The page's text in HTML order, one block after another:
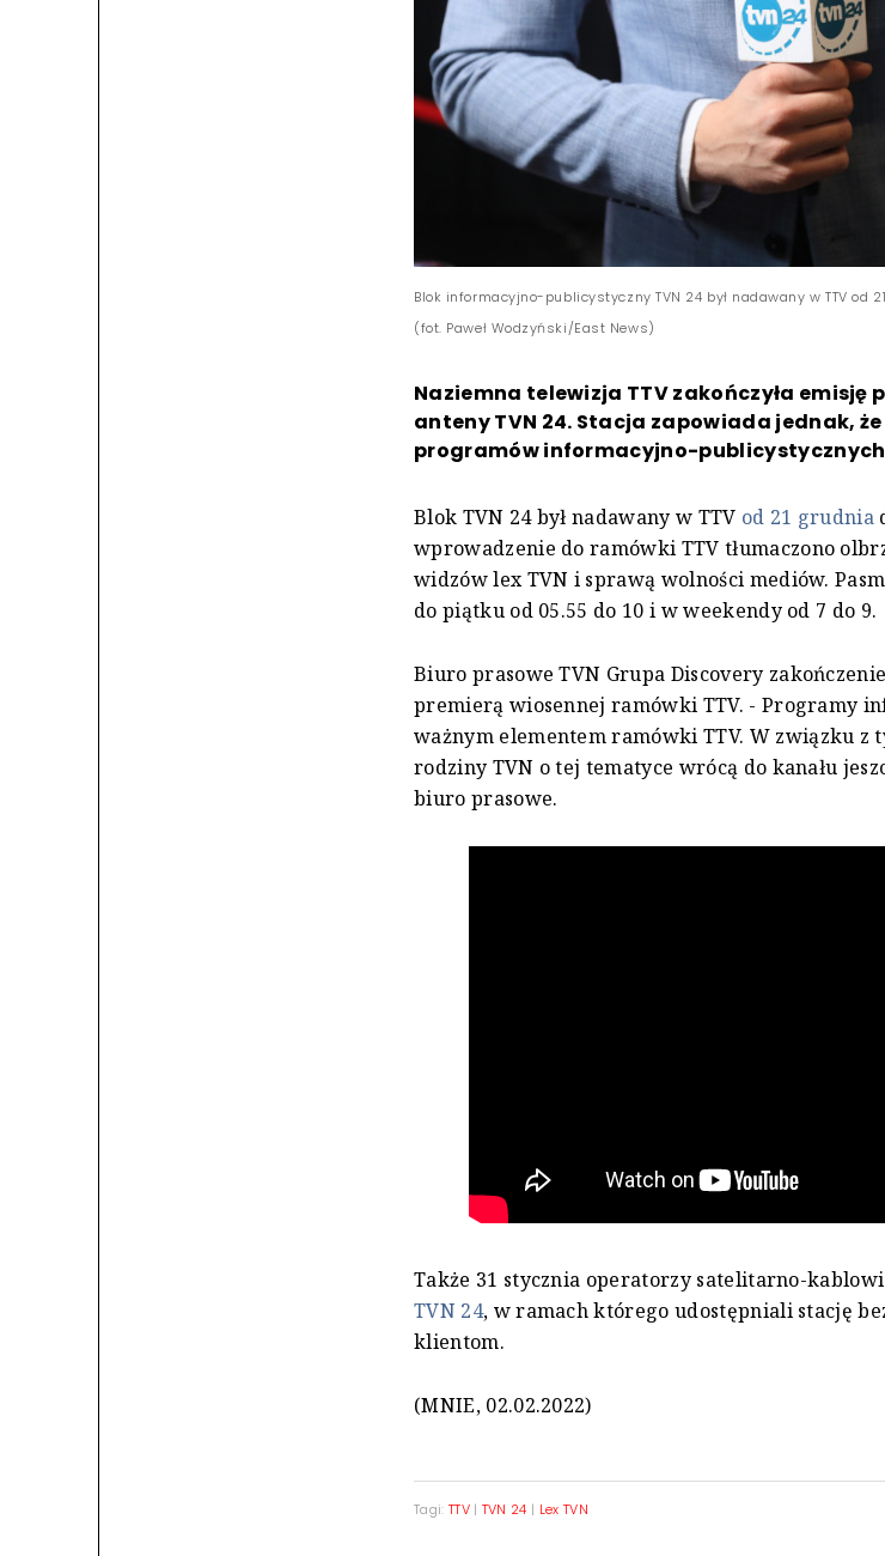
Blok informacyjno-publicystyczny TVN 24 był nadawany w TTV od
(fot. Paweł Wodzyński/East News)
Naziemna telewizja TTV zakończyła emisję
anteny TVN 24. Stacja zapowiada jednak,
programów informacyjno-
Blok TVN 24 był nadawany w TTV od 21 grudnia
wprowadzenie do ramówki TTV tłumaczono
widzów lex TVN i sprawą wolności mediów.
do piątku od 05.55 do 10 i w weekendy od 7 do 9.
Biuro prasowe TVN Grupa Discovery
premierą wiosennej ramówki TTV. - Programy
ważnym elementem ramówki TTV. W związku z
rodziny TVN o tej tematyce wrócą do kanału
biuro prasowe.
Także 31 stycznia operatorzy satelitarno-
TVN 24, w ramach którego udostępniali stację
klientom.
(MNIE, 02.02.2022)
Tagi: TTV| TVN 24 | Lex TVN